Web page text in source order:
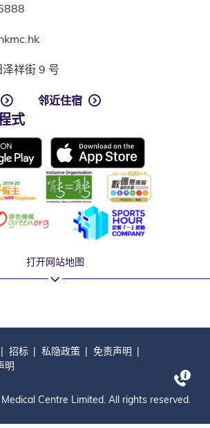
祥街 9 号
邻近住宿
式
打开网站地图
招标 私隐政策
免责声明
明
Centre Limited. All rights reserved.